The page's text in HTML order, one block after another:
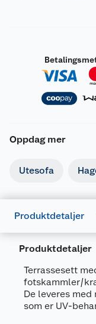
Oppdag mer
Utesofa
Produktdetaljer
Produktdetaljer
Terrassesett
fotskammler/
De leveres
som er UV-